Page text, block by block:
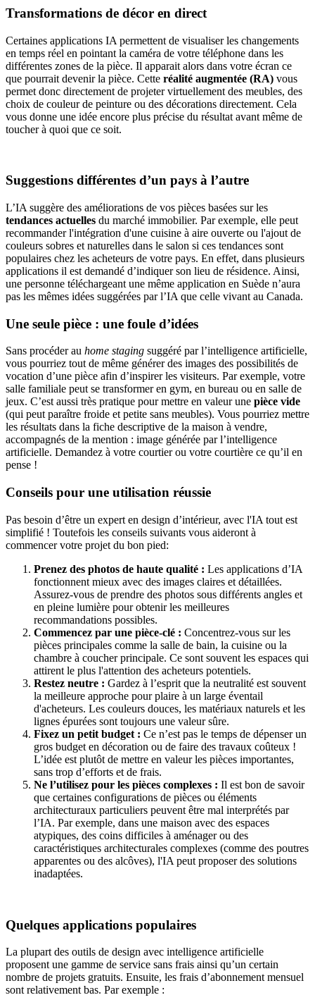
Transformations de décor en direct
Certaines applications IA permettent de visualiser les changements
en temps réel en pointant la caméra de votre téléphone dans les
différentes zones de la pièce. Il apparait alors dans votre écran ce
que pourrait devenir la pièce. Cette réalité augmentée (RA) vous
permet donc directement de projeter virtuellement des meubles, des
choix de couleur de peinture ou des décorations directement. Cela
vous donne une idée encore plus précise du résultat avant même de
toucher à quoi que ce soit.
Suggestions différentes d’un pays à l’autre
L’IA suggère des améliorations de vos pièces basées sur les
tendances actuelles du marché immobilier. Par exemple, elle peut
recommander l'intégration d'une cuisine à aire ouverte ou l'ajout de
couleurs sobres et naturelles dans le salon si ces tendances sont
populaires chez les acheteurs de votre pays. En effet, dans plusieurs
applications il est demandé d’indiquer son lieu de résidence. Ainsi,
une personne téléchargeant une même application en Suède n’aura
pas les mêmes idées suggérées par l’IA que celle vivant au Canada.
Une seule pièce : une foule d’idées
Sans procéder au home staging suggéré par l’intelligence artificielle,
vous pourriez tout de même générer des images des possibilités de
vocation d’une pièce afin d’inspirer les visiteurs. Par exemple, votre
salle familiale peut se transformer en gym, en bureau ou en salle de
jeux. C’est aussi très pratique pour mettre en valeur une pièce vide
(qui peut paraître froide et petite sans meubles). Vous pourriez mettre
les résultats dans la fiche descriptive de la maison à vendre,
accompagnés de la mention : image générée par l’intelligence
artificielle. Demandez à votre courtier ou votre courtière ce qu’il en
pense !
Conseils pour une utilisation réussie
Pas besoin d’être un expert en design d’intérieur, avec l'IA tout est
simplifié ! Toutefois les conseils suivants vous aideront à
commencer votre projet du bon pied:
Prenez des photos de haute qualité : Les applications d’IA
fonctionnent mieux avec des images claires et détaillées.
Assurez-vous de prendre des photos sous différents angles et
en pleine lumière pour obtenir les meilleures
recommandations possibles.
Commencez par une pièce-clé : Concentrez-vous sur les
pièces principales comme la salle de bain, la cuisine ou la
chambre à coucher principale. Ce sont souvent les espaces qui
attirent le plus l'attention des acheteurs potentiels.
Restez neutre : Gardez à l’esprit que la neutralité est souvent
la meilleure approche pour plaire à un large éventail
d'acheteurs. Les couleurs douces, les matériaux naturels et les
lignes épurées sont toujours une valeur sûre.
Fixez un petit budget : Ce n’est pas le temps de dépenser un
gros budget en décoration ou de faire des travaux coûteux !
L’idée est plutôt de mettre en valeur les pièces importantes,
sans trop d’efforts et de frais.
Ne l’utilisez pour les pièces complexes : Il est bon de savoir
que certaines configurations de pièces ou éléments
architecturaux particuliers peuvent être mal interprétés par
l’IA. Par exemple, dans une maison avec des espaces
atypiques, des coins difficiles à aménager ou des
caractéristiques architecturales complexes (comme des poutres
apparentes ou des alcôves), l'IA peut proposer des solutions
inadaptées.
Quelques applications populaires
La plupart des outils de design avec intelligence artificielle
proposent une gamme de service sans frais ainsi qu’un certain
nombre de projets gratuits. Ensuite, les frais d’abonnement mensuel
sont relativement bas. Par exemple :